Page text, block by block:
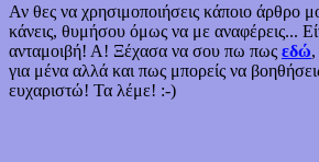
Αν θες να χρησιμοποιήσεις κάποιο άρθρο
κάνεις, θυμήσου όμως να με αναφέρεις...
ανταμοιβή! Α! Ξέχασα να σου πω πως εδώ
για μένα αλλά και πως μπορείς να
ευχαριστώ! Τα λέμε! :-)